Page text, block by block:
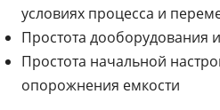
условиях процесса и
Простота дооборудования
Простота начальной
опорожнения емкости